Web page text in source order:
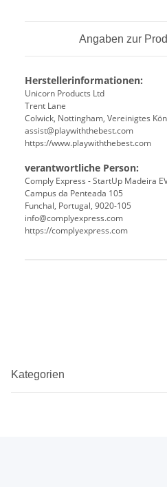
Angaben zur
Herstellerinformationen:
Unicorn Products Ltd
Trent Lane
Colwick, Nottingham, Vereinigtes
assist@playwiththebest.com
https://www.playwiththebest.com
verantwortliche Person:
Comply Express - StartUp Madeira
Campus da Penteada 105
Funchal, Portugal, 9020-105
info@complyexpress.com
https://complyexpress.com
Kategorien